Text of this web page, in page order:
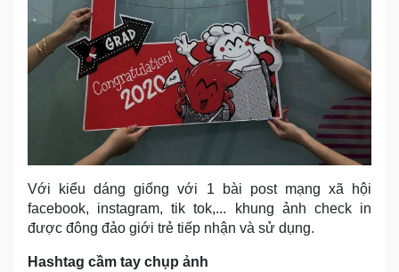
Với kiểu dáng giống với 1 bài post mạng xã hội
facebook, instagram, tik tok,... khung ảnh check in
được đông đảo giới trẻ tiếp nhận và sử dụng.
Hashtag cầm tay chụp ảnh